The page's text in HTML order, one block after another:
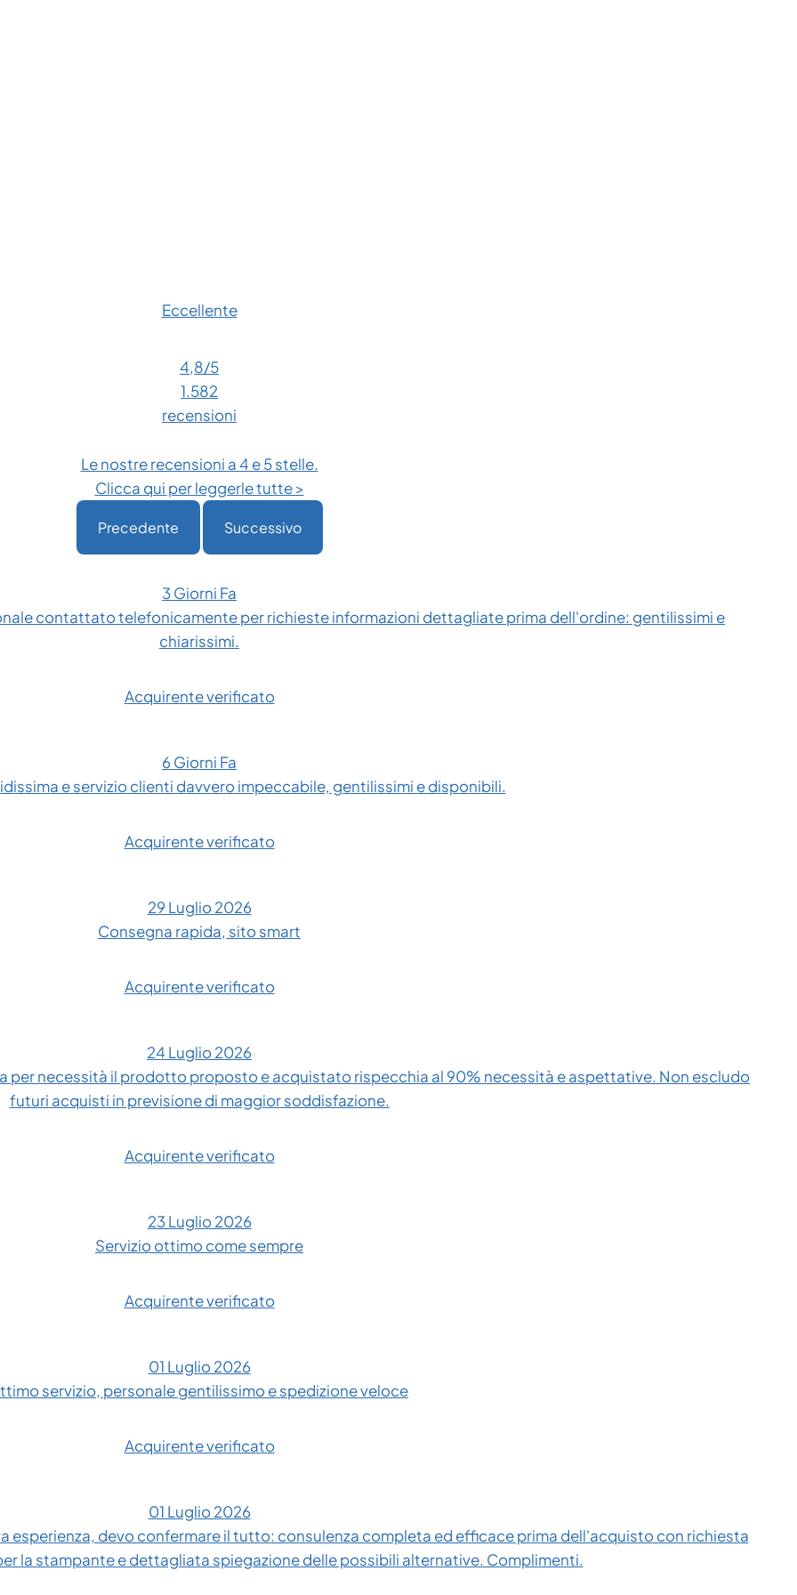
Eccellente
4,8/5
1.582
recensioni
Le nostre recensioni a 4 e 5 stelle.
Clicca qui per leggerle tutte >
Precedente Successivo
3 Giorni Fa
contattato telefonicamente per richieste informazioni dettagliate prima dell'ordine: gentilissimi e
chiarissimi.
Acquirente verificato
6 Giorni Fa
e servizio clienti davvero impeccabile, gentilissimi e disponibili.
Acquirente verificato
29 Luglio 2026
Consegna rapida, sito smart
Acquirente verificato
24 Luglio 2026
per necessità il prodotto proposto e acquistato rispecchia al 90% necessità e aspettative. Non escludo
futuri acquisti in previsione di maggior soddisfazione.
Acquirente verificato
23 Luglio 2026
Servizio ottimo come sempre
Acquirente verificato
01 Luglio 2026
servizio, personale gentilissimo e spedizione veloce
Acquirente verificato
01 Luglio 2026
devo confermare il tutto: consulenza completa ed efficace prima dell'acquisto con richiesta
la stampante e dettagliata spiegazione delle possibili alternative. Complimenti.